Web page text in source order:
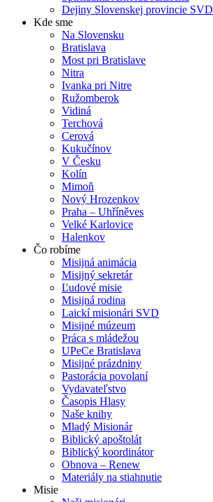
Dejiny Slovenskej provincie SVD
Kde sme
Na Slovensku
Bratislava
Most pri Bratislave
Nitra
Ivanka pri Nitre
Ružomberok
Vidiná
Terchová
Cerová
Kukučínov
V Česku
Kolín
Mimoň
Nový Hrozenkov
Praha – Uhříněves
Velké Karlovice
Halenkov
Čo robíme
Misijná animácia
Misijný sekretár
Ľudové misie
Misijná rodina
Laickí misionári SVD
Misijné múzeum
Práca s mládežou
UPeCe Bratislava
Misijné prázdniny
Pastorácia povolaní
Vydavateľstvo
Časopis Hlasy
Naše knihy
Mladý Misionár
Biblický apoštolát
Biblický koordinátor
Obnova – Renew
Materiály na stiahnutie
Misie